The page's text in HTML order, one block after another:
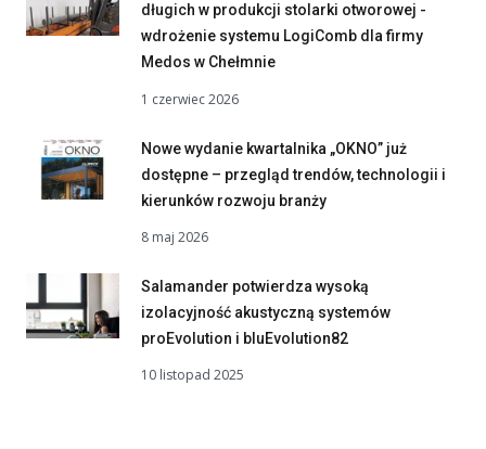
długich w produkcji stolarki otworowej -
wdrożenie systemu LogiComb dla firmy
Medos w Chełmnie
1 czerwiec 2026
Nowe wydanie kwartalnika „OKNO” już
dostępne – przegląd trendów, technologii i
kierunków rozwoju branży
8 maj 2026
Salamander potwierdza wysoką
izolacyjność akustyczną systemów
proEvolution i bluEvolution82
10 listopad 2025